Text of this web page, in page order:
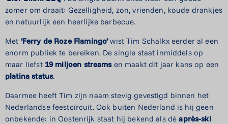
zomer om draait: Gezelligheid, zon, vrienden, koude drankjes
en natuurlijk een heerlijke barbecue.
Met ‘Ferry de Roze Flamingo’ wist Tim Schalkx eerder al een
enorm publiek te bereiken. De single staat inmiddels op
maar liefst 19 miljoen streams en maakt dit jaar kans op een
platina status.
Daarmee heeft Tim zijn naam stevig gevestigd binnen het
Nederlandse feestcircuit. Ook buiten Nederland is hij geen
onbekende: in Oostenrijk staat hij bekend als déaprès-ski